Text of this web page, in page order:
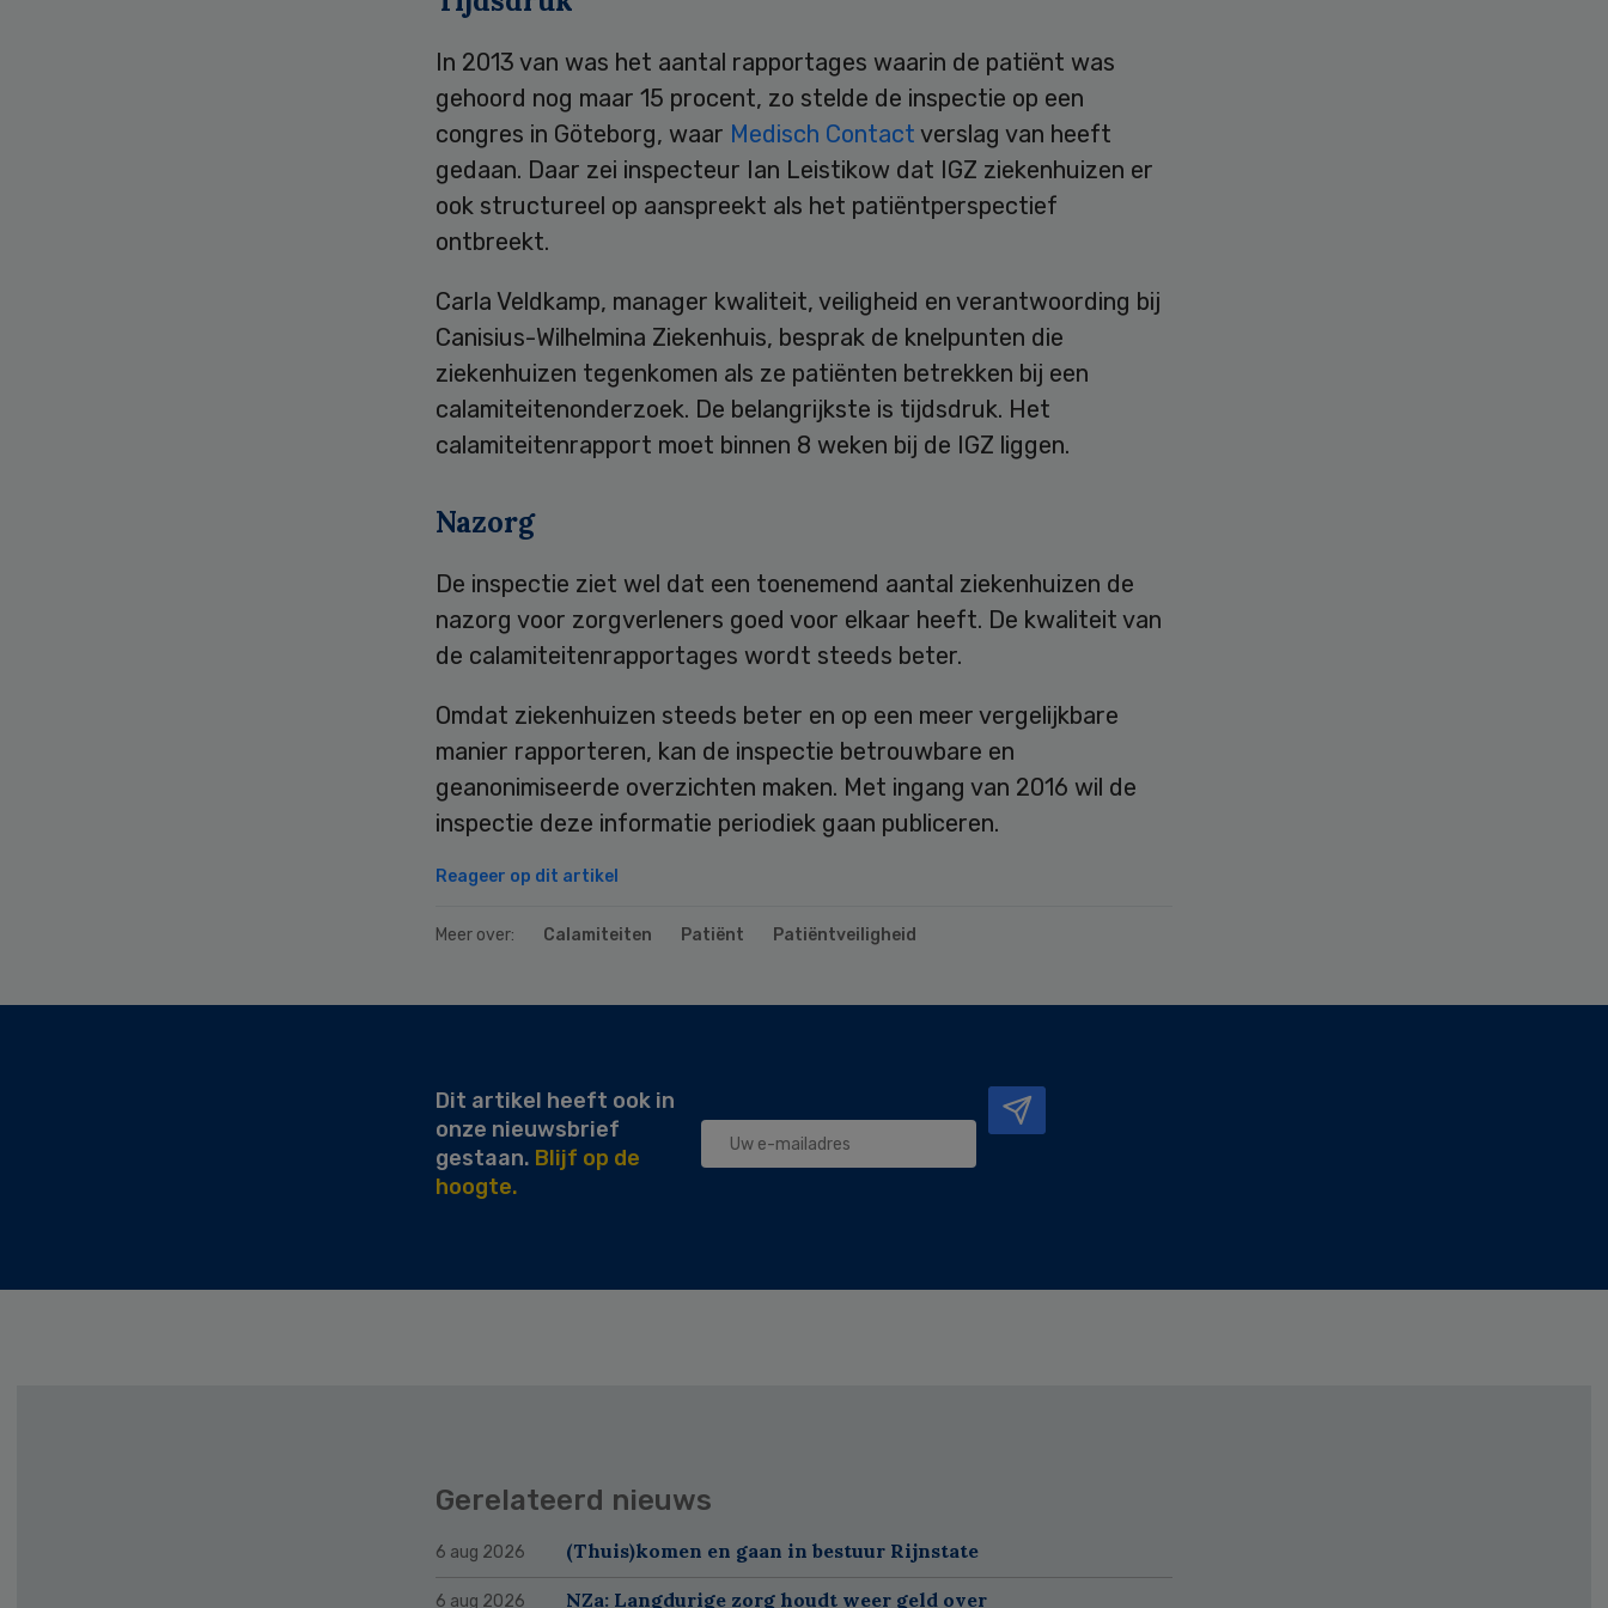
In 2013 van was het aantal rapportages waarin de patiënt was
gehoord nog maar 15 procent, zo stelde de inspectie op een
congres in Göteborg, waar Medisch Contact verslag van heeft
gedaan. Daar zei inspecteur Ian Leistikow dat IGZ ziekenhuizen er
ook structureel op aanspreekt als het patiëntperspectief
ontbreekt.
Carla Veldkamp, manager kwaliteit, veiligheid en verantwoording bij
Canisius-Wilhelmina Ziekenhuis, besprak de knelpunten die
ziekenhuizen tegenkomen als ze patiënten betrekken bij een
calamiteitenonderzoek. De belangrijkste is tijdsdruk. Het
calamiteitenrapport moet binnen 8 weken bij de IGZ liggen.
Nazorg
De inspectie ziet wel dat een toenemend aantal ziekenhuizen de
nazorg voor zorgverleners goed voor elkaar heeft. De kwaliteit van
de calamiteitenrapportages wordt steeds beter.
Omdat ziekenhuizen steeds beter en op een meer vergelijkbare
manier rapporteren, kan de inspectie betrouwbare en
geanonimiseerde overzichten maken. Met ingang van 2016 wil de
inspectie deze informatie periodiek gaan publiceren.
Reageer op dit artikel
Meer over: Calamiteiten Patiënt Patiëntveiligheid
Dit artikel heeft ook in
onze nieuwsbrief
gestaan. Blijf op de
hoogte.
Gerelateerd nieuws
6 aug 2026 (Thuis)komen en gaan in bestuur Rijnstate
6 aug 2026 NZa: Langdurige zorg houdt weer geld over